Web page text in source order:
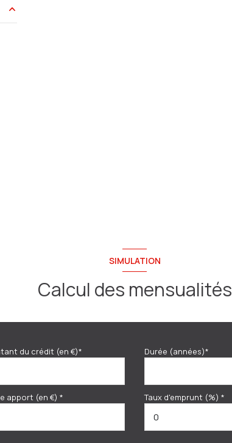
SIMULATION
Calcul des mensualités
du crédit (en €)* Durée (années)*
apport (en €) * Taux d'emprunt (%) *